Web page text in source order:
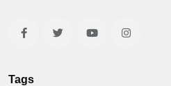
Tags